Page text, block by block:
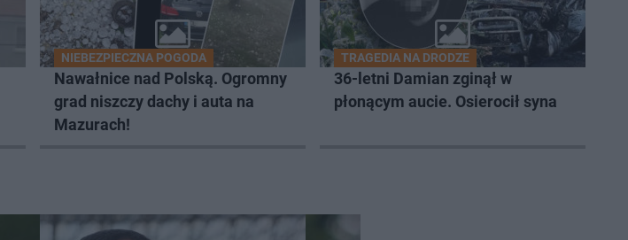
NIEBEZPIECZNA POGODA
Nawałnice nad Polską. Ogromny
grad niszczy dachy i auta na
Mazurach!
TRAGEDIA NA DRODZE
36-letni Damian zginął w
płonącym aucie. Osierocił syna